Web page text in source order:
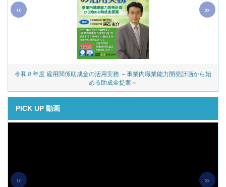
令和８年度 雇用関係助成金の活用実務 ～事業内職業能力開発計画から始
める助成金提案～
« »
PICK UP 動画
« »